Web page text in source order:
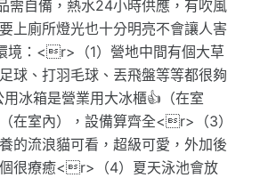
自備，熱水24小時供應，有吹風
上廁所燈光也十分明亮不會讓人害
：<r>（1）營地中間有個大草
球、打羽毛球、丟飛盤等等都很夠
冰箱是營業用大冰櫃👍（在室
在室內），設備算齊全<r>（3）
的流浪貓可看，超級可愛，外加後
很療癒<r>（4）夏天泳池會放